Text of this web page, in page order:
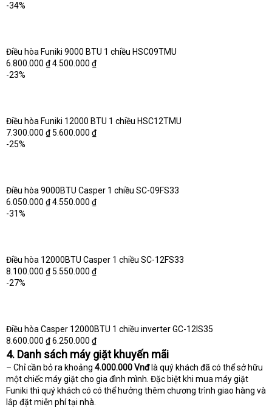
-34%
Điều hòa Funiki 9000 BTU 1 chiều HSC09TMU
6.800.000 ₫ 4.500.000 ₫
-23%
Điều hòa Funiki 12000 BTU 1 chiều HSC12TMU
7.300.000 ₫ 5.600.000 ₫
-25%
Điều hòa 9000BTU Casper 1 chiều SC-09FS33
6.050.000 ₫ 4.550.000 ₫
-31%
Điều hòa 12000BTU Casper 1 chiều SC-12FS33
8.100.000 ₫ 5.550.000 ₫
-27%
Điều hòa Casper 12000BTU 1 chiều inverter GC-12IS35
8.600.000 ₫ 6.250.000 ₫
4. Danh sách máy giặt khuyến mãi
– Chỉ cần bỏ ra khoảng 4.000.000 Vnđlà quý khách đã có thể sở hữu
một chiếc máy giặt cho gia đình mình. Đặc biệt khi mua máy giặt
Funiki thì quý khách có có thể hưởng thêm chương trình giao hàng và
lắp đặt miễn phí tại nhà.